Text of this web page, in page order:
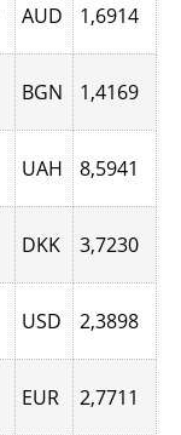
AUD 1,6914
BGN 1,4169
UAH 8,5941
DKK 3,7230
USD 2,3898
EUR 2,7711